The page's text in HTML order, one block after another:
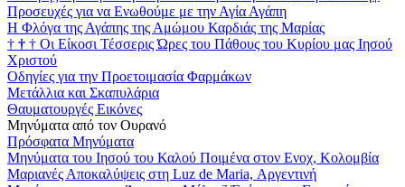
Προσευχές για να Ενωθούμε με την Αγία Αγάπη
Η Φλόγα της Αγάπης της Αμώμου Καρδιάς της Μαρίας
† † † Οι Είκοσι Τέσσερις Ώρες του Πάθους του Κυρίου μας Ιησού
Χριστού
Οδηγίες για την Προετοιμασία Φαρμάκων
Μετάλλια και Σκαπυλάρια
Θαυματουργές Εικόνες
Μηνύματα από τον Ουρανό
Πρόσφατα Μηνύματα
Μηνύματα του Ιησού του Καλού Ποιμένα στον Ενοχ, Κολομβία
Μαριανές Αποκαλύψεις στη Luz de Maria, Αργεντινή